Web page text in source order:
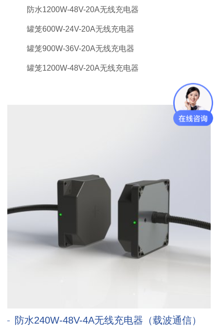
防水1200W-48V-20A无线充电器
罐笼600W-24V-20A无线充电器
罐笼900W-36V-20A无线充电器
罐笼1200W-48V-20A无线充电器
防水240W-48V-4A无线充电器（载波通信）